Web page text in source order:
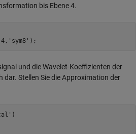
bis Ebene 4.
'sym8' );
und die Wavelet-Koeffizienten der
dar. Stellen Sie die Approximation der
)